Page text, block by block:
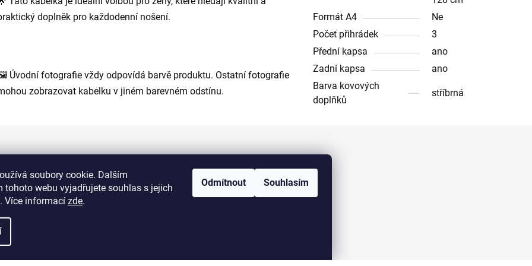
soubory cookie. Dalším
tohoto webu vyjadřujete souhlas s jejich
Více informací zde.
Odmítnout Souhlasím
doplněk pro každodenní nošení.
Úvodní fotografie vždy odpovídá barvě produktu. Ostatní fotografie
zobrazovat kabelku v jiném barevném odstínu.
Formát A4
Ne
Počet přihrádek
3
Přední kapsa
ano
Zadní kapsa
ano
Barva kovových
doplňků
stříbrná
Informace pro vás
Kontakty
Facebook